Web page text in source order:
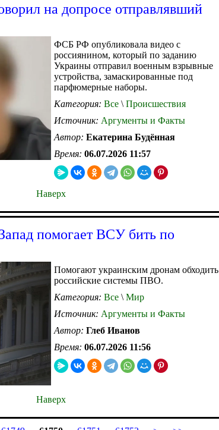
на допросе отправлявший
ФСБ РФ опубликовала видео с
россиянином, который по заданию
Украины отправил военным взрывные
устройства, замаскированные под
парфюмерные наборы.
Категория: Все \ Происшествия
Источник: Аргументы и Факты
Автор: Екатерина Будённая
Время: 06.07.2026 11:57
Наверх
помогает ВСУ бить по
Помогают украинским дронам обходить
российские системы ПВО.
Категория: Все \ Мир
Источник: Аргументы и Факты
Автор: Глеб Иванов
Время: 06.07.2026 11:56
Наверх